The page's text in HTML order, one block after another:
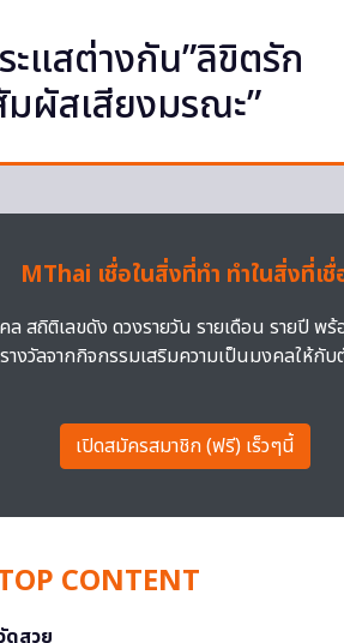
แสต่างกัน”ลิขิตรัก
ผัสเสียงมรณะ”
MThai เชื่อในสิ่งที่ทำ ทำในสิ่งที่เชื่
ล สถิติเลขดัง ดวงรายวัน รายเดือน รายปี พ
งวัลจากกิจกรรมเสริมความเป็นมงคลให้กับ
เปิดสมัครสมาชิก (ฟรี) เร็วๆนี้
CONTENT
ดสวย